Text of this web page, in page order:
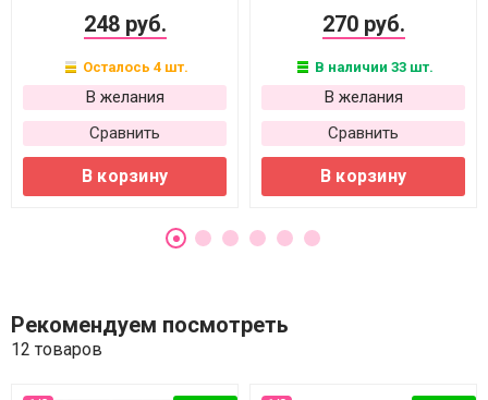
248 руб.
Осталось 4 шт.
В желания
Сравнить
В корзину
270 руб.
В наличии 33 шт.
В желания
Сравнить
В корзину
Рекомендуем посмотреть
12 товаров